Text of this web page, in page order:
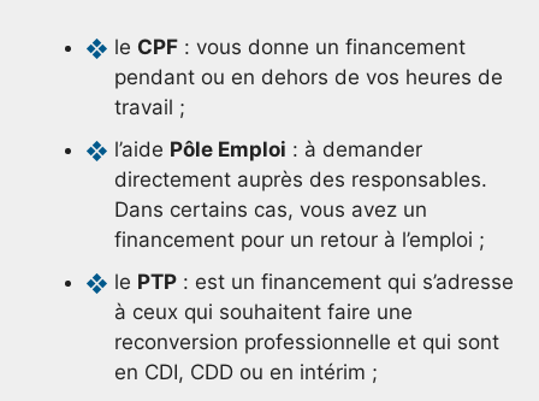
le CPF : vous donne un financement
pendant ou en dehors de vos heures de
travail ;
l’aide Pôle Emploi : à demander
directement auprès des responsables.
Dans certains cas, vous avez un
financement pour un retour à l’emploi ;
le PTP : est un financement qui s’adresse
à ceux qui souhaitent faire une
reconversion professionnelle et qui sont
en CDI, CDD ou en intérim ;